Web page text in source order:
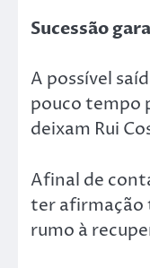
Sucessão
A possível
pouco tempo
deixam Rui
Afinal de
ter afirmação
rumo à